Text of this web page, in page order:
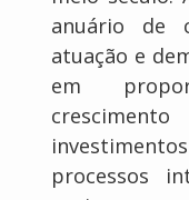
anuário de
atuação e
em
processos